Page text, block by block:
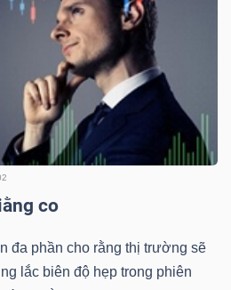
co
đa phần cho rằng thị trường sẽ
lắc biên độ hẹp trong phiên
Chỉ số Chứng chỉ quỹ
Người liên quan Cổ đông lớn